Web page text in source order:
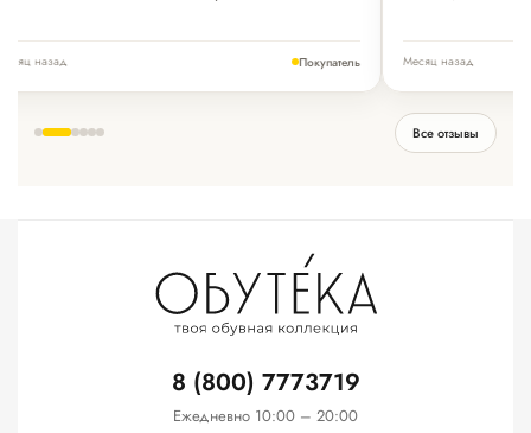
назад Покупатель Месяц назад
Все отзывы
8 (800) 7773719
Ежедневно 10:00 – 20:00